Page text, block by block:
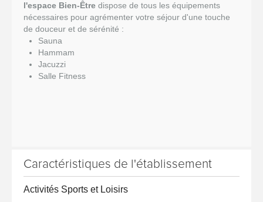
l'espace Bien-­Être dispose de tous les équipements
nécessaires pour agrémenter votre séjour d'une touche
de douceur et de sérénité :
Sauna
Hammam
Jacuzzi
Salle Fitness
Caractéristiques de l'établissement
Activités Sports et Loisirs